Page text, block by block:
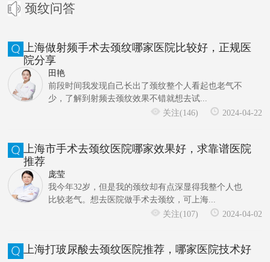
颈纹问答
上海做射频手术去颈纹哪家医院比较好，正规医
院分享
田艳
前段时间我发现自己长出了颈纹整个人看起也老气不
少，了解到射频去颈纹效果不错就想去试...
关注(146)
2024-04-22
上海市手术去颈纹医院哪家效果好，求靠谱医院
推荐
庞莹
我今年32岁，但是我的颈纹却有点深显得我整个人也
比较老气。想去医院做手术去颈纹，可上海...
关注(107)
2024-04-02
上海打玻尿酸去颈纹医院推荐，哪家医院技术好